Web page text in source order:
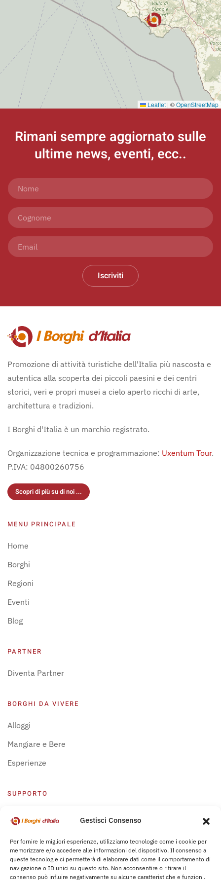
Gestisci Consenso
Per fornire le migliori esperienze, utilizziamo tecnologie come i cookie per
memorizzare e/o accedere alle informazioni del dispositivo. Il consenso a
queste tecnologie ci permetterà di elaborare dati come il comportamento di
navigazione o ID unici su questo sito. Non acconsentire o ritirare il
consenso può influire negativamente su alcune caratteristiche e funzioni.
Leaflet | ©OpenStreetMap
Rimani sempre aggiornato sulle
ultime news, eventi, ecc..
Iscriviti
Promozione di attività turistiche dell'Italia più nascosta e
autentica alla scoperta dei piccoli paesini e dei centri
storici, veri e propri musei a cielo aperto ricchi di arte,
architettura e tradizioni.
I Borghi d'Italia è un marchio registrato.
Organizzazione tecnica e programmazione: Uxentum Tour.
P.IVA: 04800260756
Scopri di più su di noi ...
MENU PRINCIPALE
Home
Borghi
Regioni
Eventi
Blog
PARTNER
Diventa Partner
BORGHI DA VIVERE
Alloggi
Mangiare e Bere
Esperienze
SUPPORTO
Centro Supporto
Leggi Bochure